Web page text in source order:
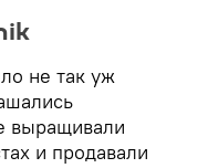
не так уж
выращивали
и продавали